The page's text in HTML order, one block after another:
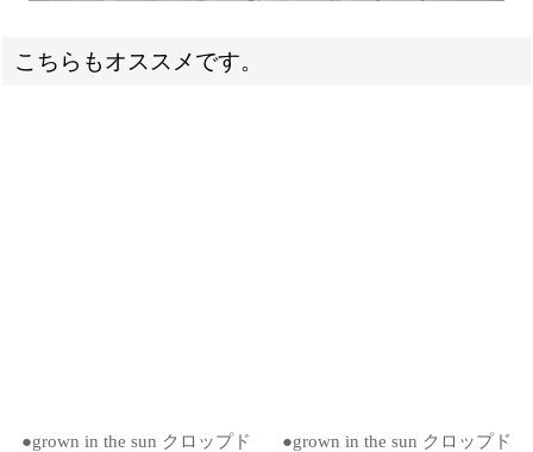
こちらもオススメです。
●grown in the sun クロップド
●grown in the sun クロップド